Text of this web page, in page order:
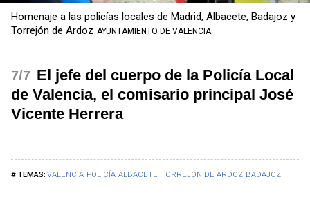
VALENCIA POLICÍA ALBACETE TORREJÓN DE ARDOZ BADAJOZ
Homenaje a las policías locales de Madrid, Albacete, Badajoz y
Torrejón de Ardoz AYUNTAMIENTO DE VALENCIA
/7 El jefe del cuerpo de la Policía Local
de Valencia, el comisario principal José
Vicente Herrera